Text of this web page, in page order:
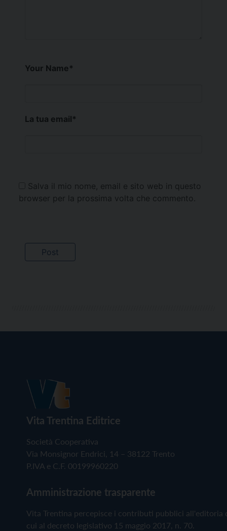
Your Name*
La tua email*
Salva il mio nome, email e sito web in questo
browser per la prossima volta che commento.
Vita Trentina Editrice
Società Cooperativa
Via Monsignor Endrici, 14 – 38122 Trento
P.IVA e C.F. 00199960220
Amministrazione trasparente
Vita Trentina percepisce i contributi pubblici all'editoria
cui al decreto legislativo 15 maggio 2017, n. 70.